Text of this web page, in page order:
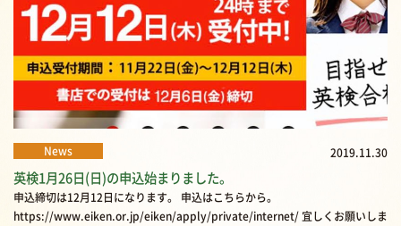
News 2019.11.30
英検1月26日(日)の申込始まりました。
申込締切は12月12日になります。 申込はこちらから。
https://www.eiken.or.jp/eiken/apply/private/internet/ 宜しくお願いしま